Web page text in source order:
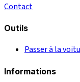
Contact
Outils
Passer à la
Informations